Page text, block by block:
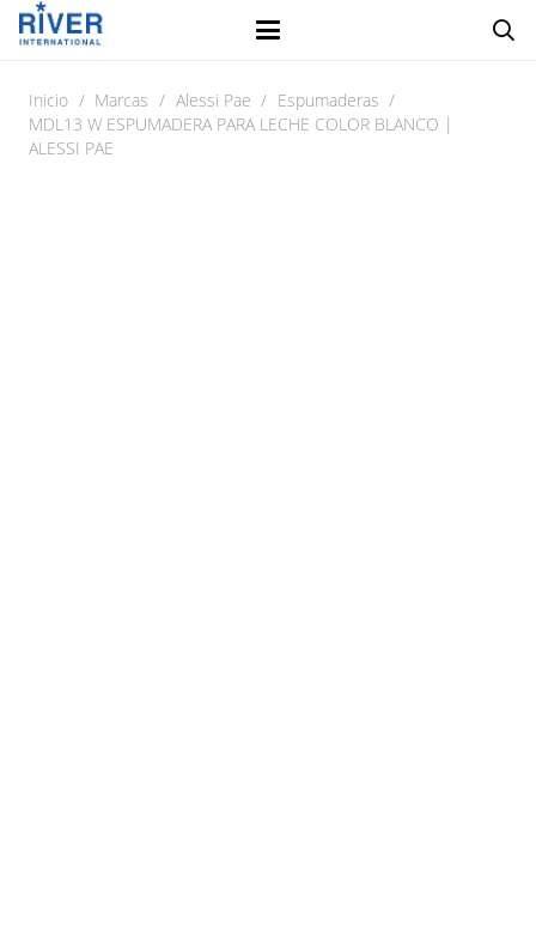
Inicio / Marcas / Alessi Pae / Espumaderas /
MDL13 W ESPUMADERA PARA LECHE COLOR BLANCO |
ALESSI PAE